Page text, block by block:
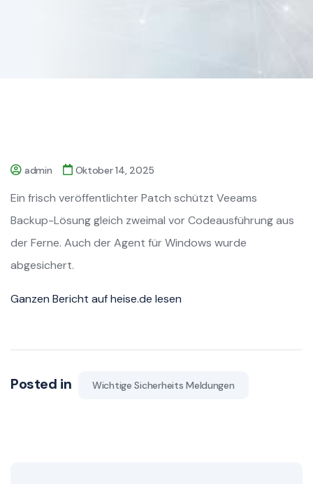
admin Oktober 14, 2025
Ein frisch veröffentlichter Patch schützt Veeams
Backup-Lösung gleich zweimal vor Codeausführung aus
der Ferne. Auch der Agent für Windows wurde
abgesichert.
Ganzen Bericht auf heise.de lesen
Posted in Wichtige Sicherheits Meldungen